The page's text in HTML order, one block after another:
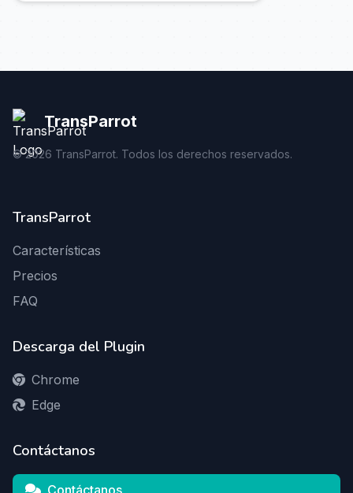
TransParrot
©2026 TransParrot. Todos los derechos reservados.
TransParrot
Características
Precios
FAQ
Descarga del Plugin
Chrome
Edge
Contáctanos
Contáctanos